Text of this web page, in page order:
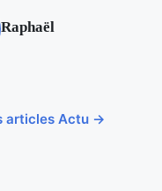
Raphaël
articles Actu →